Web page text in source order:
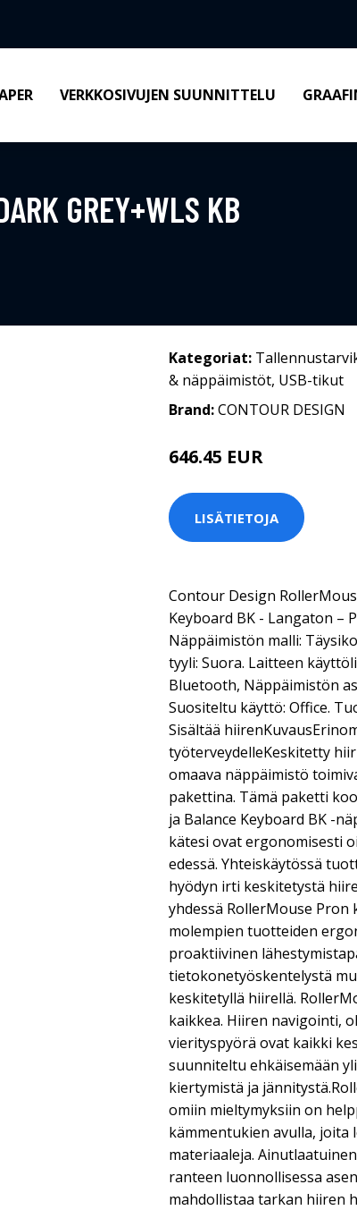
VERKKOSIVUJEN SUUNNITTELU
GREY+WLS KB
Kategoriat:
& näppäimistöt, USB-tikut
Brand:CONTOUR DESIGN
646.45 EUR
LISÄTIETOJA
Contour Design
Keyboard BK - Langaton –
Näppäimistön malli:
tyyli: Suora. Laitteen
Bluetooth, Näppäimistön
Suositeltu käyttö: Office.
Sisältää
työterveydelleKeskitetty
omaava näppäimistö
pakettina. Tämä paketti
ja Balance Keyboard BK -
kätesi ovat ergonomisesti
edessä. Yhteiskäytössä
hyödyn irti keskitetystä
yhdessä RollerMouse Pron
molempien tuotteiden
proaktiivinen
tietokonetyöskentelystä
keskitetyllä hiirellä.
kaikkea. Hiiren navigointi,
vierityspyörä ovat kaikki
suunniteltu ehkäisemään
kiertymistä ja
omiin mieltymyksiin on
kämmentukien avulla, joita
materiaaleja.
ranteen luonnollisessa
mahdollistaa tarkan hiiren